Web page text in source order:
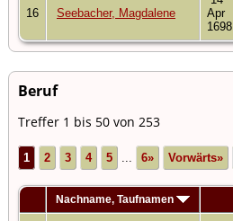
16 Seebacher, Magdalene
Apr
1698
Beruf
Treffer 1 bis 50 von 253
1 2 3 4 5 6» Vorwärts»
Nachname, Taufnamen